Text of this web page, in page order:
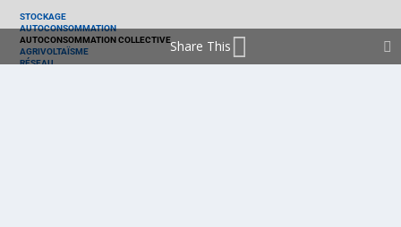
STOCKAGE
AUTOCONSOMMATION
AUTOCONSOMMATION COLLECTIVE
AGRIVOLTAÏSME
RÉSEAU
Share This